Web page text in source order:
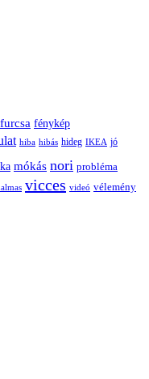
furcsa fénykép
hiba hibás hideg IKEA jó
mókás nori probléma
vicces videó vélemény